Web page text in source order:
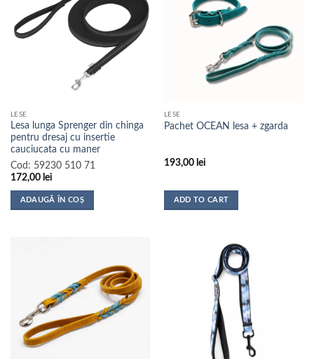
LESE
Lesa lunga Sprenger din chinga
pentru dresaj cu insertie
cauciucata cu maner
Cod: 59230 510 71
172,00 lei
ADAUGĂ ÎN COȘ
LESE
Pachet OCEAN lesa + zgarda
193,00 lei
ADD TO CART